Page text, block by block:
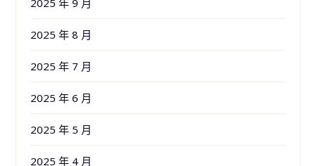
2025 年 9 月
2025 年 8 月
2025 年 7 月
2025 年 6 月
2025 年 5 月
2025 年 4 月